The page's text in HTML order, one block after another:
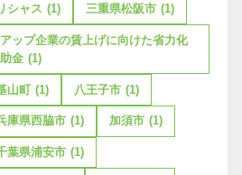
シャス (1) 三重県松阪市 (1)
ップ企業の賃上げに向けた省力化
金 (1)
山町 (1) 八王子市 (1)
庫県西脇市 (1) 加須市 (1)
葉県浦安市 (1)